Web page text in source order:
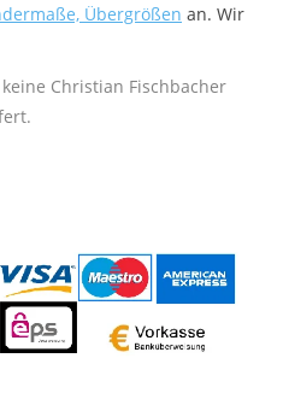
Übergrößen an. Wir
Christian Fischbacher